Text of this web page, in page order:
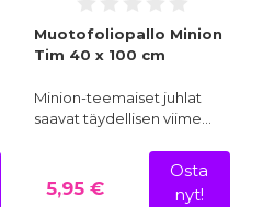
Muotofoliopallo Minion
Tim 40 x 100 cm
Minion-teemaiset juhlat
saavat täydellisen viime…
5,95 €
Osta
nyt!